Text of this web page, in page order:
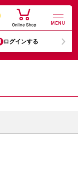
MENU
ログインする